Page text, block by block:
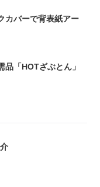
カバーで背表紙アー
品「HOTざぶとん」